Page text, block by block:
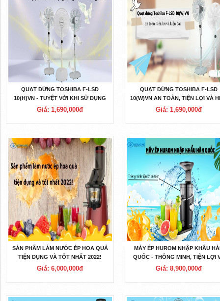
QUẠT ĐỨNG TOSHIBA F-LSD
10(H)VN - TUYỆT VỜI KHI SỬ DỤNG
TRONG MÙA HÈ NÓNG BỨC!
Giá: 1,690,000đ
QUẠT ĐỨNG TOSHIBA F-LSD
10(W)VN AN TOÀN, TIỆN LỢI VÀ
ĐẠI
Giá: 1,690,000đ
SẢN PHẨM LÀM NƯỚC ÉP HOA QUẢ
TIỆN DỤNG VÀ TỐT NHẤT 2022!
Giá: 6,000,000đ
MÁY ÉP HUROM NHẬP KHẨU
QUỐC - THÔNG MINH, TIỆN LỢI
AN TOÀN
Giá: 8,900,000đ